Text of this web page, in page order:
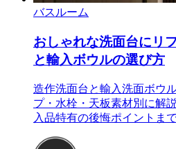
バスルーム
おしゃれな洗面台にリ
と輸入ボウルの選び方
造作洗面台と輸入洗面ボウ
プ・水栓・天板素材別に解
入品特有の後悔ポイントま